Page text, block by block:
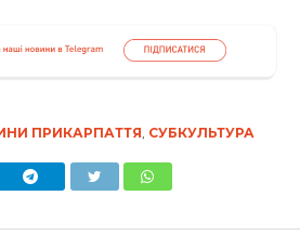
ПРИКАРПАТТЯ СУБКУЛЬТУРА